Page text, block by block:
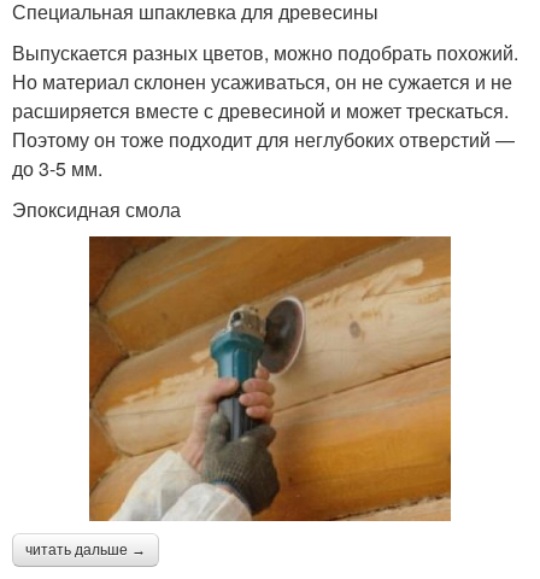
Специальная шпаклевка для древесины
Выпускается разных цветов, можно подобрать похожий.
Но материал склонен усаживаться, он не сужается и не
расширяется вместе с древесиной и может трескаться.
Поэтому он тоже подходит для неглубоких отверстий —
до 3-5 мм.
Эпоксидная смола
читать дальше →